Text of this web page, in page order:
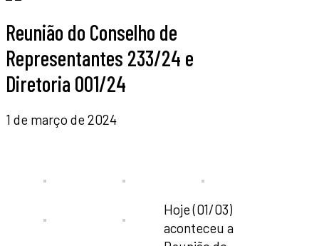
Reunião do Conselho de
Representantes 233/24 e
Diretoria 001/24
1 de março de 2024
Hoje (01/03)
aconteceu a